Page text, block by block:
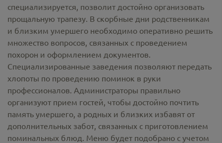
специализируется, позволит достойно организовать
прощальную трапезу. В скорбные дни родственникам
и близким умершего необходимо оперативно решить
множество вопросов, связанных с проведением
похорон и оформлением документов.
Специализированные заведения позволяют передать
хлопоты по проведению поминок в руки
профессионалов. Администраторы правильно
организуют прием гостей, чтобы достойно почтить
память умершего, а родных и близких избавят от
дополнительных забот, связанных с приготовлением
поминальных блюд. Меню будет подобрано с учетом